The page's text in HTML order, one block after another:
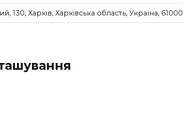
130, Харків, Харківська область, Україна, 61000